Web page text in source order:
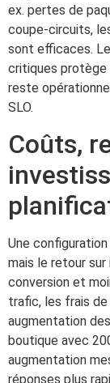
ex. pertes de
coupe-circuits,
sont efficaces.
critiques protège
reste
SLO.
Coûts,
Une
mais le retour
conversion et
trafic, les frais
augmentation
boutique avec
augmentation
réponses plus